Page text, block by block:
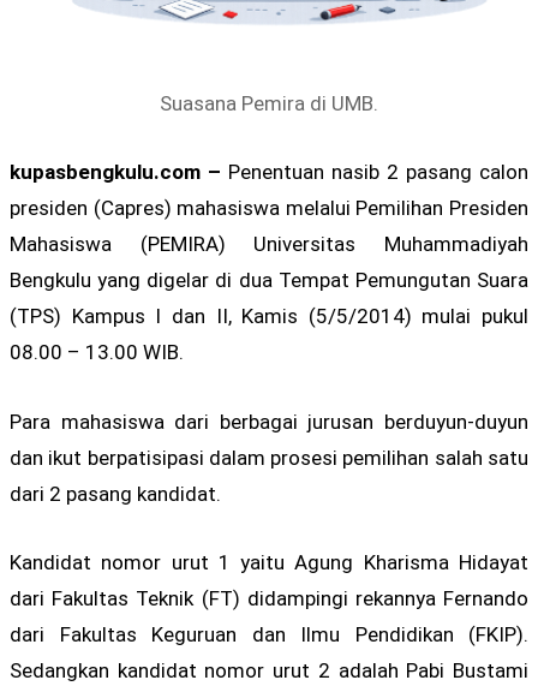
Suasana Pemira di UMB.
kupasbengkulu.com – Penentuan nasib 2 pasang calon
presiden (Capres) mahasiswa melalui Pemilihan Presiden
Mahasiswa (PEMIRA) Universitas Muhammadiyah
Bengkulu yang digelar di dua Tempat Pemungutan Suara
(TPS) Kampus I dan II, Kamis (5/5/2014) mulai pukul
08.00 – 13.00 WIB.
Para mahasiswa dari berbagai jurusan berduyun-duyun
dan ikut berpatisipasi dalam prosesi pemilihan salah satu
dari 2 pasang kandidat.
Kandidat nomor urut 1 yaitu Agung Kharisma Hidayat
dari Fakultas Teknik (FT) didampingi rekannya Fernando
dari Fakultas Keguruan dan Ilmu Pendidikan (FKIP).
Sedangkan kandidat nomor urut 2 adalah Pabi Bustami